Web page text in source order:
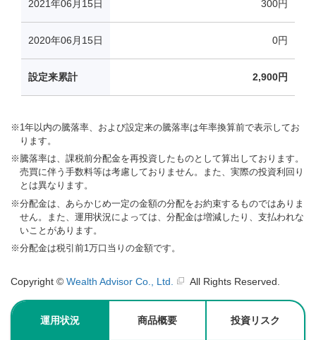
※ 1年以内の騰落率、および設定来の騰落率は年率換算前で表示してお
ります。
※ 騰落率は、課税前分配金を再投資したものとして算出しております。
売買に伴う手数料等は考慮しておりません。また、実際の投資利回り
とは異なります。
※分配金は、あらかじめ一定の金額の分配をお約束するものではありま
せん。また、運用状況によっては、分配金は増減したり、支払われな
いことがあります。
※分配金は税引前1万口当りの金額です。
Copyright © Wealth Advisor Co., Ltd. All Rights Reserved.
運用状況 商品概要 投資リスク